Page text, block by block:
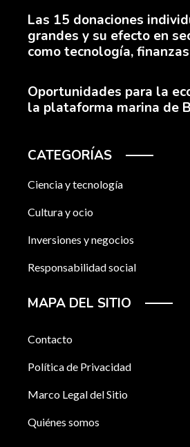
Las 15 donaciones
grandes y su efecto en
como tecnología,
Oportunidades para la
la plataforma marina de
CATEGORÍAS
Ciencia y tecnología
Cultura y ocio
Inversiones y negocios
Responsabilidad social
MAPA DEL SITIO
Contacto
Política de Privacidad
Marco Legal del Sitio
Quiénes somos